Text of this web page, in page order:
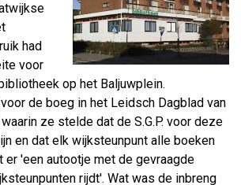
had
voor
op het Baljuwplein.
de boeg in het Leidsch Dagblad van
ze stelde dat de S.G.P. voor deze
en dat elk wijksteunpunt alle boeken
er 'een autootje met de gevraagde
rijdt'. Wat was de inbreng